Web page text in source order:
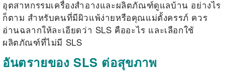
อุตสาหกรรมเครื่องสำอางและผลิตภัณฑ์ดูแลบ้าน อย่างไร
ก็ตาม สำหรับคนที่มีผิวแพ้ง่ายหรือคุณแม่ตั้งครรภ์ ควร
อ่านฉลากให้ละเอียดว่า SLS คืออะไร และเลือกใช้
ผลิตภัณฑ์ที่ไม่มี SLS
อันตรายของ SLS ต่อสุขภาพ